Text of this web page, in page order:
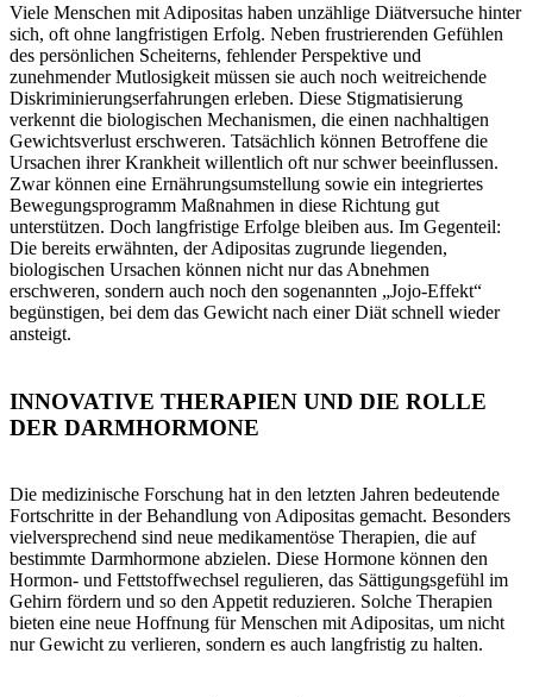
Viele Menschen mit Adipositas haben unzählige Diätversuche hinter
sich, oft ohne langfristigen Erfolg. Neben frustrierenden Gefühlen
des persönlichen Scheiterns, fehlender Perspektive und
zunehmender Mutlosigkeit müssen sie auch noch weitreichende
Diskriminierungserfahrungen erleben. Diese Stigmatisierung
verkennt die biologischen Mechanismen, die einen nachhaltigen
Gewichtsverlust erschweren. Tatsächlich können Betroffene die
Ursachen ihrer Krankheit willentlich oft nur schwer beeinflussen.
Zwar können eine Ernährungsumstellung sowie ein integriertes
Bewegungsprogramm Maßnahmen in diese Richtung gut
unterstützen. Doch langfristige Erfolge bleiben aus. Im Gegenteil:
Die bereits erwähnten, der Adipositas zugrunde liegenden,
biologischen Ursachen können nicht nur das Abnehmen
erschweren, sondern auch noch den sogenannten „Jojo-Effekt“
begünstigen, bei dem das Gewicht nach einer Diät schnell wieder
ansteigt.
INNOVATIVE THERAPIEN UND DIE ROLLE
DER DARMHORMONE
Die medizinische Forschung hat in den letzten Jahren bedeutende
Fortschritte in der Behandlung von Adipositas gemacht. Besonders
vielversprechend sind neue medikamentöse Therapien, die auf
bestimmte Darmhormone abzielen. Diese Hormone können den
Hormon- und Fettstoffwechsel regulieren, das Sättigungsgefühl im
Gehirn fördern und so den Appetit reduzieren. Solche Therapien
bieten eine neue Hoffnung für Menschen mit Adipositas, um nicht
nur Gewicht zu verlieren, sondern es auch langfristig zu halten.